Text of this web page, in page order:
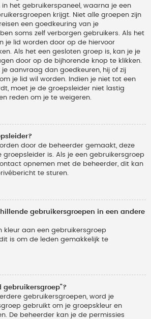
in het gebruikerspaneel, waarna je een
krijgt. Niet alle groepen zijn
een goedkeuring van je
soms zelf verborgen gebruikers. Als het
je lid worden door op de hiervoor
Als het een gesloten groep is, kan je je
door op de bijhorende knop te klikken.
aanvraag dan goedkeuren, hij of zij
je lid wil worden. Indien je niet tot een
moet je de groepsleider niet lastig
reden om je te weigeren.
door de beheerder gemaakt, deze
groepsleider is. Als je een gebruikersgroep
opnemen met de beheerder, dit kan
te sturen.
gebruikersgroepen in een andere
kleur aan een gebruikersgroep
is om de leden gemakkelijk te
gebruikersgroep"?
gebruikersgroepen, word je
gebruikt om je groepskleur en
De beheerder kan je de permissies